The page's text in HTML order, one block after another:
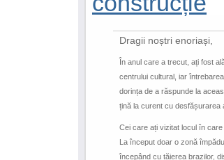
Dragii noștri enoriași,
În anul care a trecut, ați fost
centrului cultural, iar
dorința de a răspunde la
țină la curent cu desfășurarea
Cei care ați vizitat locul în
La început doar o zonă
începând cu tăierea brazilor,